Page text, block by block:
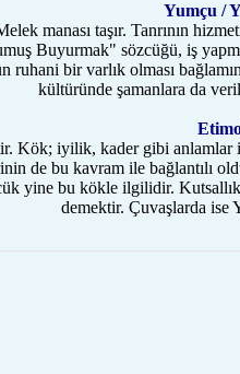
Yumçu /
manası taşır. Tanrının
Buyurmak" sözcüğü, iş
bir varlık olması
kültüründe şamanlara da
Kök; iyilik, kader gibi anlamlar
de bu kavram ile bağlantılı
yine bu kökle ilgilidir.
demektir. Çuvaşlarda ise